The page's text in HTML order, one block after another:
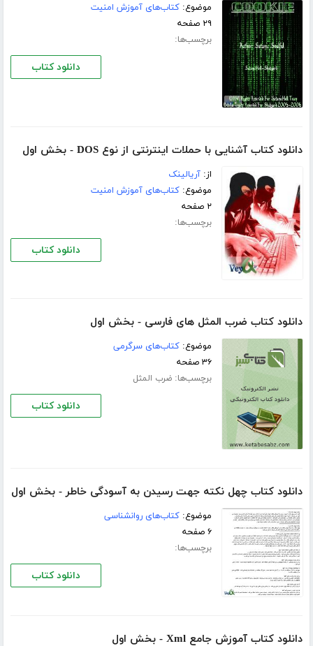
موضوع:کتاب‌های آموزش امنیت
۲۹ صفحه
برچسب‌ها:
دانلود کتاب
دانلود کتاب آشنایی با حملات اینترنتی از نوع DOS - بخش اول
از:آریالینک
موضوع:کتاب‌های آموزش امنیت
۲ صفحه
برچسب‌ها:
دانلود کتاب
دانلود کتاب ضرب المثل های فارسی - بخش اول
موضوع:کتاب‌های سرگرمی
۳۶ صفحه
برچسب‌ها:ضرب المثل
دانلود کتاب
دانلود کتاب چهل نکته جهت رسیدن به آسودگی خاطر - بخش اول
موضوع:کتاب‌های روانشناسی
۶ صفحه
برچسب‌ها:
دانلود کتاب
دانلود کتاب آموزش جامع Xml - بخش اول